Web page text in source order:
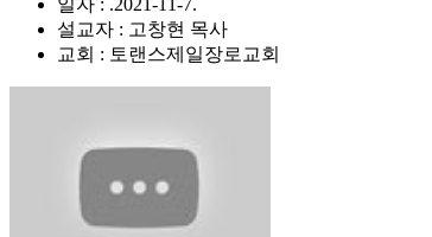
일자 : .2021-11-7.
설교자 : 고창현 목사
교회 : 토랜스제일장로교회